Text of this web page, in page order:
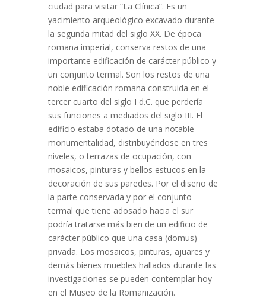
ciudad para visitar “La Clínica”. Es un
yacimiento arqueológico excavado durante
la segunda mitad del siglo XX. De época
romana imperial, conserva restos de una
importante edificación de carácter público y
un conjunto termal. Son los restos de una
noble edificación romana construida en el
tercer cuarto del siglo I d.C. que perdería
sus funciones a mediados del siglo III. El
edificio estaba dotado de una notable
monumentalidad, distribuyéndose en tres
niveles, o terrazas de ocupación, con
mosaicos, pinturas y bellos estucos en la
decoración de sus paredes. Por el diseño de
la parte conservada y por el conjunto
termal que tiene adosado hacia el sur
podría tratarse más bien de un edificio de
carácter público que una casa (domus)
privada. Los mosaicos, pinturas, ajuares y
demás bienes muebles hallados durante las
investigaciones se pueden contemplar hoy
en el Museo de la Romanización.